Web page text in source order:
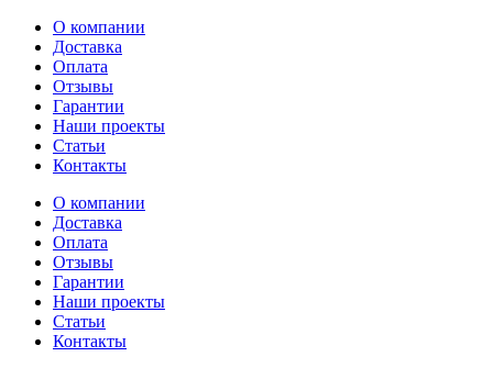
Перейти
содержимому
О компании
Доставка
Оплата
Отзывы
Гарантии
Наши проекты
Статьи
Контакты
О компании
Доставка
Оплата
Отзывы
Гарантии
Наши проекты
Статьи
Контакты